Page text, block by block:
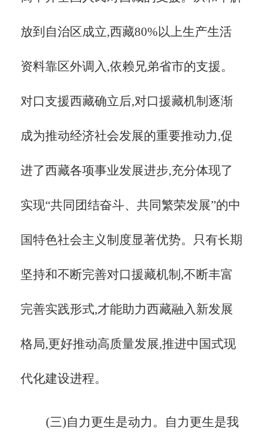
放到自治区成立,西藏80%以上生产生活
资料靠区外调入,依赖兄弟省市的支援。
对口支援西藏确立后,对口援藏机制逐渐
成为推动经济社会发展的重要推动力,促
进了西藏各项事业发展进步,充分体现了
实现“共同团结奋斗、共同繁荣发展”的中
国特色社会主义制度显著优势。只有长期
坚持和不断完善对口援藏机制,不断丰富
完善实践形式,才能助力西藏融入新发展
格局,更好推动高质量发展,推进中国式现
代化建设进程。
(三)自力更生是动力。自力更生是我